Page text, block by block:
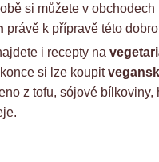
si můžete v obchodech
právě k přípravě této
i recepty na
si lze koupit
z tofu, sójové bílkoviny,